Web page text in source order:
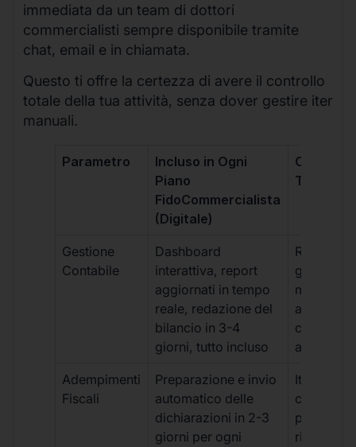
immediata da un team di dottori
commercialisti sempre disponibile tramite
chat, email e in chiamata.
Questo ti offre la certezza di avere il controllo
totale della tua attività, senza dover gestire iter
manuali.
Parametro
Incluso in Ogni
Piano
FidoCommercialista
(Digitale)
Gestione
Contabile
Dashboard
interattiva, report
aggiornati in tempo
reale, redazione del
bilancio in 3-4
giorni, tutto incluso
Report
gestione
manuale,
con
aggiuntivi
Adempimenti
Fiscali
Preparazione e invio
automatico delle
dichiarazioni in 2-3
giorni per ogni
Iter
costi
per ogni
rischio di